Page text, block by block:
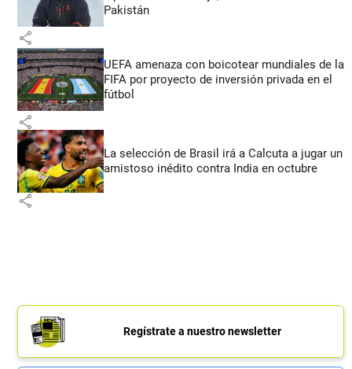
Pakistán
share
UEFA amenaza con boicotear mundiales de la
FIFA por proyecto de inversión privada en el
fútbol
share
La selección de Brasil irá a Calcuta a jugar un
amistoso inédito contra India en octubre
share
Regístrate a nuestro newsletter